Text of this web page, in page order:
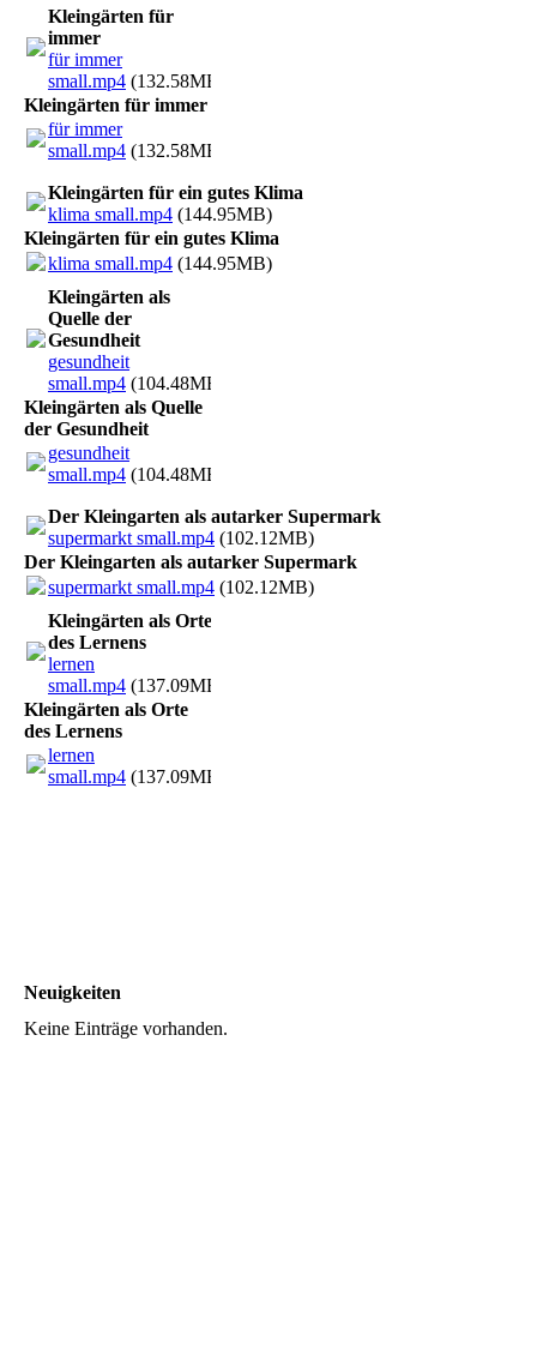
Kleingärten für
immer
für immer
small.mp4 (132.58MB)
Kleingärten für immer
für immer
small.mp4 (132.58MB)
Kleingärten für ein gutes Klima
klima small.mp4 (144.95MB)
Kleingärten für ein gutes Klima
klima small.mp4 (144.95MB)
Kleingärten als
Quelle der
Gesundheit
gesundheit
small.mp4 (104.48MB)
Kleingärten als Quelle
der Gesundheit
gesundheit
small.mp4 (104.48MB)
Der Kleingarten als autarker Supermark
supermarkt small.mp4 (102.12MB)
Der Kleingarten als autarker Supermark
supermarkt small.mp4 (102.12MB)
Kleingärten als Orte
des Lernens
lernen
small.mp4 (137.09MB)
Kleingärten als Orte
des Lernens
lernen
small.mp4 (137.09MB)
Neuigkeiten
Keine Einträge vorhanden.